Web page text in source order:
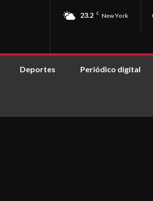
23.2 C New York
Deportes Periódico digital